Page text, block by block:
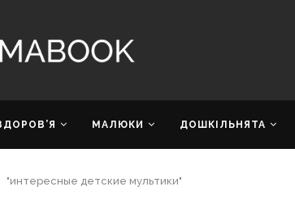
МАЛЮКИ ДОШКІЛЬНЯТА
"интересные детские мультики"